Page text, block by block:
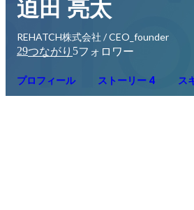
迫田 亮太
REHATCH株式会社 / CEO_founder
29つながり 5フォロワー
プロフィール ストーリー 4 ス